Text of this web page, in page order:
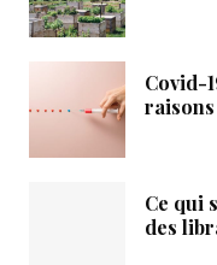
Covid-
Ce qui
des